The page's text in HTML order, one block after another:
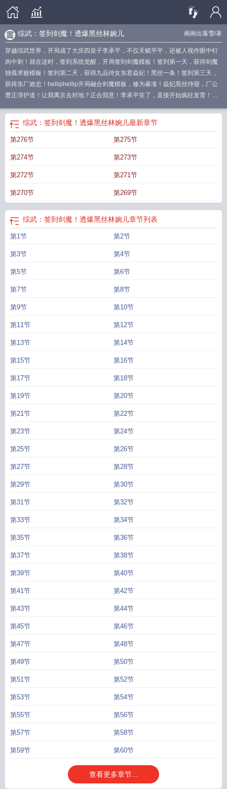
画画出落雪/著
综武：签到剑魔！透爆黑丝林婉儿
穿越综武世界，开局成了大庆四皇子李承平，不仅天赋平平，还被人视作眼中钉
肉中刺！就在这时，签到系统觉醒，开局签到剑魔模板！签到第一天，获得剑魔
独孤求败模板！签到第二天，获得九品侍女东君焱妃！黑丝一条！签到第三天，
获得东厂效忠！helliphellip开局融合剑魔模板，修为暴涨！焱妃黑丝侍寝，厂公
曹正淳护道！让我离京去封地？正合我意！李承平笑了，直接开始疯狂发育！当
什么鬼？庆帝让你出使北齐，你把女帝拐跑了？林婉儿，范若若殿下，妾身也要
穿黑丝侍寝！以无敌之名，镇压一切，登临绝顶！
读综武开局签到 综武开局签到十万大军最新章节列表
的综武签到打卡系统 综武签到鬼影面具综武之签到系统
到必中技巧
综漫签到综武签到人物卡
综武：签到剑魔！透爆黑丝林婉儿最新章节
第276节 第275节
第274节 第273节
第272节 第271节
第270节 第269节
综武：签到剑魔！透爆黑丝林婉儿章节列表
第1节 第2节
第3节 第4节
第5节 第6节
第7节 第8节
第9节 第10节
第11节 第12节
第13节 第14节
第15节 第16节
第17节 第18节
第19节 第20节
第21节 第22节
第23节 第24节
第25节 第26节
第27节 第28节
第29节 第30节
第31节 第32节
第33节 第34节
第35节 第36节
第37节 第38节
第39节 第40节
第41节 第42节
第43节 第44节
第45节 第46节
第47节 第48节
第49节 第50节
第51节 第52节
第53节 第54节
第55节 第56节
第57节 第58节
第59节 第60节
查看更多章节...